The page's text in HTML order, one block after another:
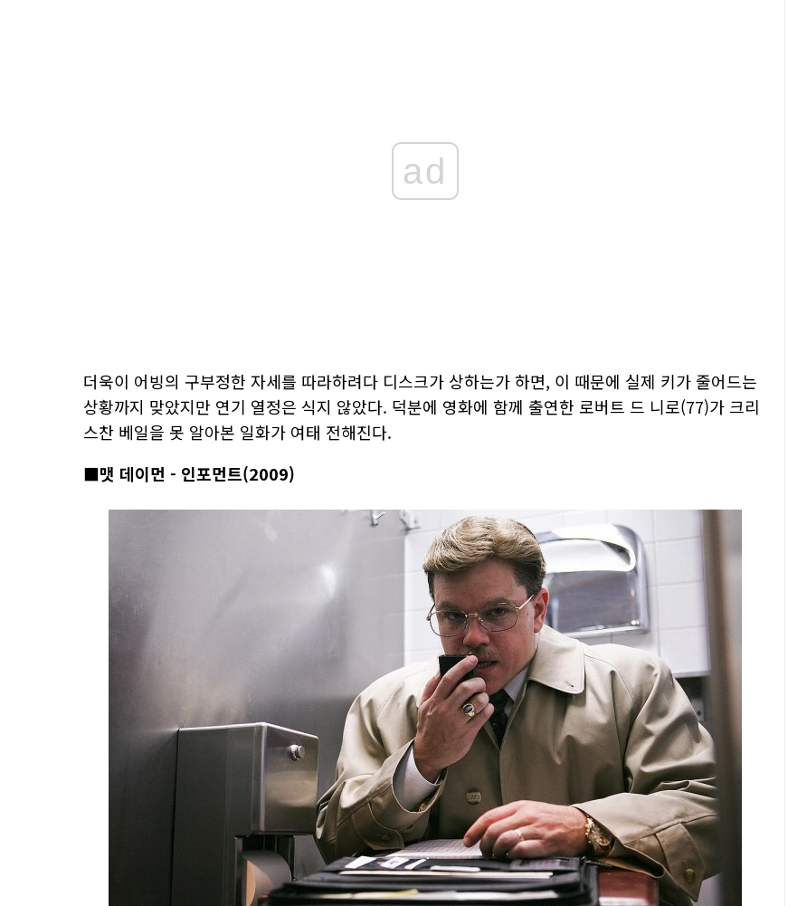
ad
더욱이 어빙의 구부정한 자세를 따라하려다 디스크가 상하는가 하면, 이 때문에 실제 키가 줄어드는
상황까지 맞았지만 연기 열정은 식지 않았다. 덕분에 영화에 함께 출연한 로버트 드 니로(77)가 크리
스찬 베일을 못 알아본 일화가 여태 전해진다.
■맷 데이먼 - 인포먼트(2009)